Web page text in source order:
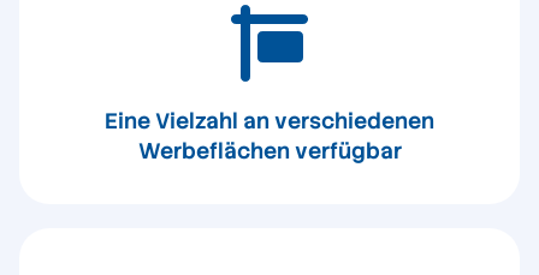
Eine Vielzahl an verschiedenen
Werbeflächen verfügbar